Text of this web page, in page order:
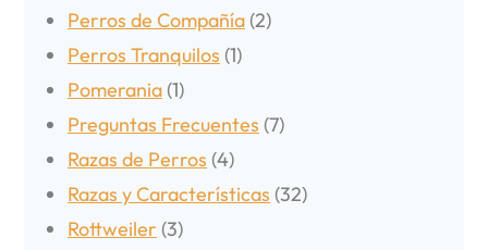
Perros de Compañía (2)
Perros Tranquilos (1)
Pomerania (1)
Preguntas Frecuentes (7)
Razas de Perros (4)
Razas y Características (32)
Rottweiler (3)